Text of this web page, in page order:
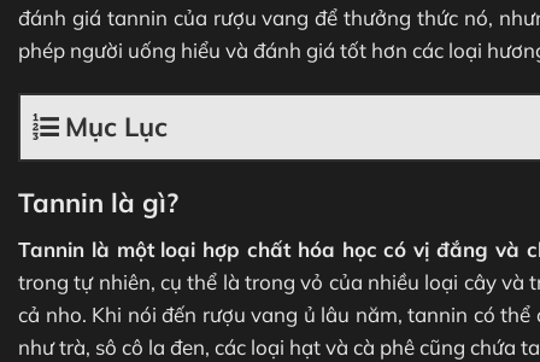
đánh giá tannin của rượu vang để thưởng thức nó,
phép người uống hiểu và đánh giá tốt hơn các loại
Mục Lục
Tannin là gì?
Tannin là một loại hợp chất hóa học có vị đắng và
trong tự nhiên, cụ thể là trong vỏ của nhiều loại cây và
cả nho. Khi nói đến rượu vang ủ lâu năm, tannin có
như trà, sô cô la đen, các loại hạt và cà phê cũng chứa